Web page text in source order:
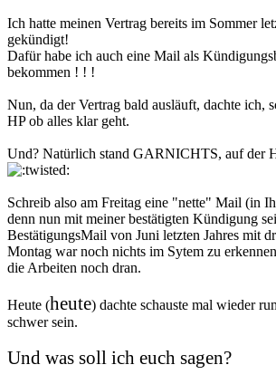
Ich hatte meinen Vertrag bereits im Sommer
gekündigt!
Dafür habe ich auch eine Mail als
bekommen ! ! !
Nun, da der Vertrag bald ausläuft, dachte ich,
HP ob alles klar geht.
Und? Natürlich stand GARNICHTS, auf der
Schreib also am Freitag eine "nette" Mail (in
denn nun mit meiner bestätigten Kündigung
BestätigungsMail von Juni letzten Jahres mit
Montag war noch nichts im Sytem zu
die Arbeiten noch dran.
Heute (heute) dachte schauste mal wieder
schwer sein.
Und was soll ich euch sagen?